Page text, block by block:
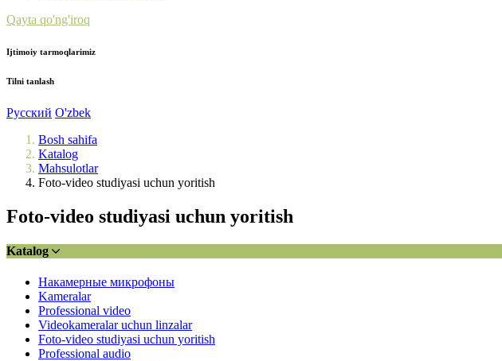
Qayta qo'ng'iroq
Ijtimoiy tarmoqlarimiz
Tilni tanlash
Русский O'zbek
Bosh sahifa
Katalog
Mahsulotlar
Foto-video studiyasi uchun yoritish
Foto-video studiyasi uchun yoritish
Katalog
Накамерные микрофоны
Kameralar
Professional video
Videokameralar uchun linzalar
Foto-video studiyasi uchun yoritish
Professional audio